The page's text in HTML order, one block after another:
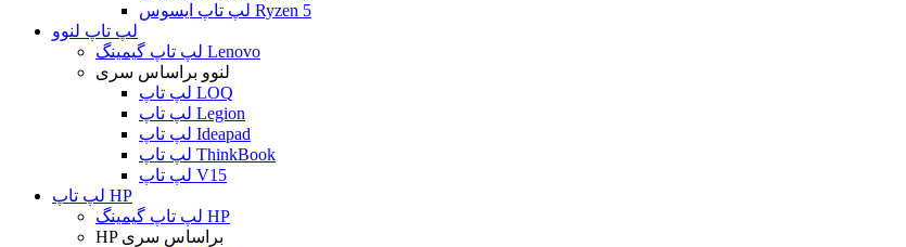
لپ تاپ ایسوس Ryzen 5
لپ تاپ لنوو
لپ تاپ گیمینگ Lenovo
لنوو براساس سری
لپ تاپ LOQ
لپ تاپ Legion
لپ تاپ Ideapad
لپ تاپ ThinkBook
لپ تاپ V15
لپ تاپ HP
لپ تاپ گیمینگ HP
HP براساس سری